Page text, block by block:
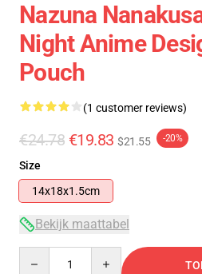
Nazuna
Night Anime
Pouch
(1 customer reviews)
€24.78 €19.83 $21.55 -20%
Size
14x18x1.5cm
Bekijk maattabel